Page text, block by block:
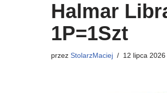
Halmar
1P=1Szt
przez StolarzMaciej 12 lipca 2026